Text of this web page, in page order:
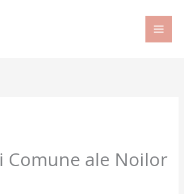
Comune ale Noilor